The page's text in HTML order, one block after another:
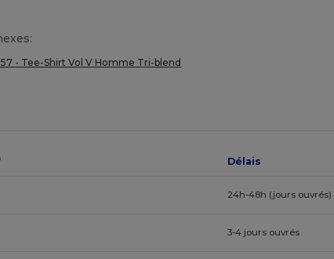
- Tee-Shirt Vol V Homme Tri-blend
Délais
24h-48h (jours ouvrés)
3-4 jours ouvrés